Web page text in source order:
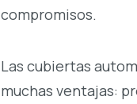
compromisos.
Las cubiertas
muchas ventajas: